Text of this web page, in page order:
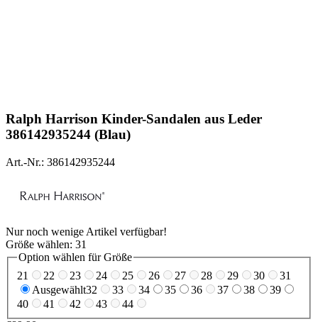
Ralph Harrison Kinder-Sandalen aus Leder
386142935244 (Blau)
Art.-Nr.: 386142935244
Nur noch wenige Artikel verfügbar!
Größe wählen: 31
Option wählen für Größe
21
22 23 24 25 26 27 28 29 30
31
Ausgewählt32 33 34 35 36 37 38
39
40
41 42 43
44